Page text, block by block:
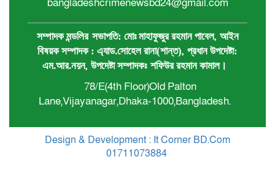
সম্পাদক মন্ডলির সভাপতি: মোঃ মাহাফুজুর রহমান পাবেল, আইন
বিষয়ক সম্পাদক : ‍এ্যাড.সোহেল রানা(শান্ত), প্রধান ‍উপদেষ্টা:
এম.আর.নয়ন, উপদেষ্টা সম্পাদকঃ শফিউর রহমান কামাল।
78/E(4th Floor)Old Palton
Lane,Vijayanagar,Dhaka-1000,Bangladesh.
Design & Development : It Corner BD.Com
01711073884